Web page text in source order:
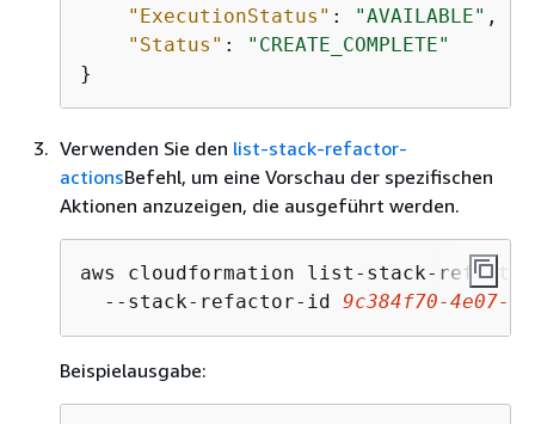
"ExecutionStatus" : "AVAILABLE" ,
"Status" :
"CREATE_COMPLETE"
}
Verwenden Sie den list-stack-refactor-
actionsBefehl, um eine Vorschau der spezifischen
Aktionen anzuzeigen, die ausgeführt werden.
aws cloudformation list-stack-
  --stack-refactor-id
9c384f70-4e07-
Beispielausgabe: